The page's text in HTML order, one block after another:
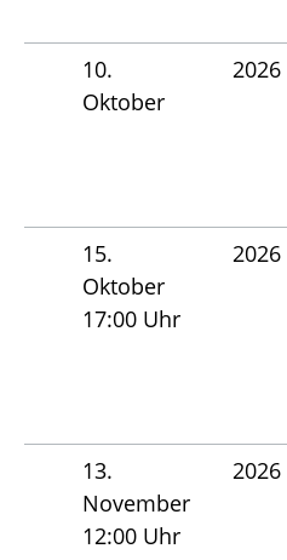
10.
Oktober
2026
15.
Oktober
17:00 Uhr
2026
13.
November
12:00 Uhr
2026